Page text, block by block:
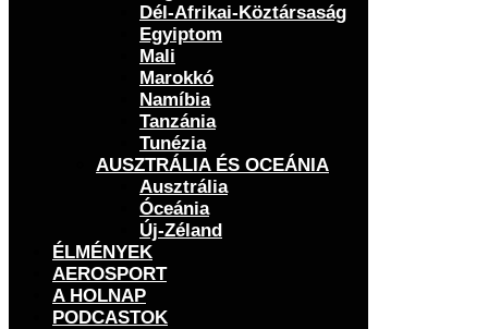
Dél-Afrikai-Köztársaság
Egyiptom
Mali
Marokkó
Namíbia
Tanzánia
Tunézia
AUSZTRÁLIA ÉS OCEÁNIA
Ausztrália
Óceánia
Új-Zéland
ÉLMÉNYEK
AEROSPORT
A HOLNAP
PODCASTOK